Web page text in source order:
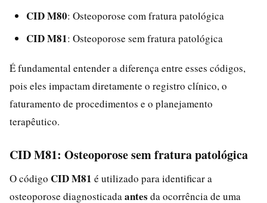
CID M80: Osteoporose com fratura patológica
CID M81: Osteoporose sem fratura patológica
É fundamental entender a diferença entre esses códigos,
pois eles impactam diretamente o registro clínico, o
faturamento de procedimentos e o planejamento
terapêutico.
CID M81: Osteoporose sem fratura patológica
O código CID M81 é utilizado para identificar a
osteoporose diagnosticada antes da ocorrência de uma